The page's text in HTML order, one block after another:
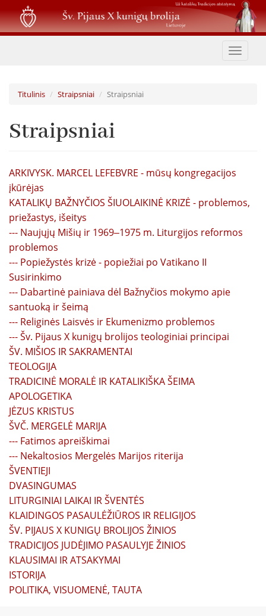
Pereiti
į
pagrindinį
Toggle
Titulinis Straipsniai Straipsniai
Straipsniai
ARKIVYSK. MARCEL LEFEBVRE - mūsų kongregacijos
įkūrėjas
KATALIKŲ BAŽNYČIOS ŠIUOLAIKINĖ KRIZĖ - problemos,
priežastys, išeitys
--- Naujųjų Mišių ir 1969‒1975 m. Liturgijos reformos
problemos
--- Popiežystės krizė - popiežiai po Vatikano II
Susirinkimo
--- Dabartinė painiava dėl Bažnyčios mokymo apie
santuoką ir šeimą
--- Religinės Laisvės ir Ekumenizmo problemos
--- Šv. Pijaus X kunigų brolijos teologiniai principai
ŠV. MIŠIOS IR SAKRAMENTAI
TEOLOGIJA
TRADICINĖ MORALĖ IR KATALIKIŠKA ŠEIMA
APOLOGETIKA
JĖZUS KRISTUS
ŠVČ. MERGELĖ MARIJA
--- Fatimos apreiškimai
--- Nekaltosios Mergelės Marijos riterija
ŠVENTIEJI
DVASINGUMAS
LITURGINIAI LAIKAI IR ŠVENTĖS
KLAIDINGOS PASAULĖŽIŪROS IR RELIGIJOS
ŠV. PIJAUS X KUNIGŲ BROLIJOS ŽINIOS
TRADICIJOS JUDĖJIMO PASAULYJE ŽINIOS
KLAUSIMAI IR ATSAKYMAI
ISTORIJA
POLITIKA, VISUOMENĖ, TAUTA